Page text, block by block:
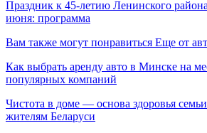
Праздник к 45-летию Ленинского
июня: программа
Вам также могут понравиться Еще от
Как выбрать аренду авто в Минске на
популярных компаний
Чистота в доме — основа здоровья
жителям Беларуси